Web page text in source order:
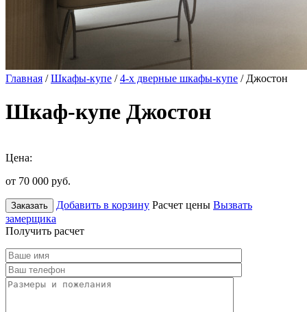
Главная /Шкафы-купе /4-х дверные шкафы-купе / Джостон
Шкаф-купе Джостон
Цена:
от 70 000 руб.
Заказать Добавить в корзину Расчет цены Вызвать
замерщика
Получить расчет